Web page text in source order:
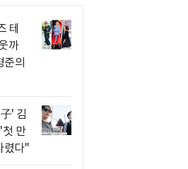
테
까
준의
' 김
만
렸다"